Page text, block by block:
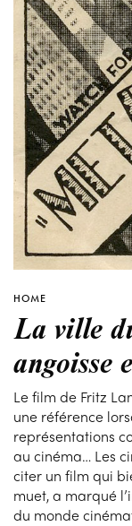
HOME
La ville
angoisse
Le film de Fritz
une référence
représentations
au cinéma… Les
citer un film qui
muet, a marqué
du monde